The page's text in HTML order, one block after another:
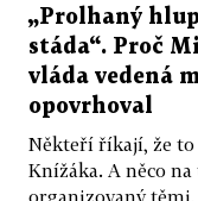
„Prolhaný
stáda“. Proč
vláda vedená
opovrhoval
Někteří říkají, že
Knížáka. A něco
organizovaný